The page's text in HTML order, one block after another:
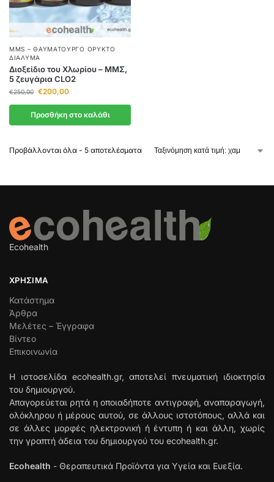
MMS – ΘΑΥΜΑΤΟΥΡΓΌ ΟΡΥΚΤΌ
ΔΙΆΛΥΜΑ
Διοξείδιο του Χλωρίου – ΜΜΣ,
5 ζευγάρια CLO2
€250,00 €200,00
Προσθήκη στο καλάθι
Προβάλλονται όλα - 5 αποτελέσματα
Ecohealth
ΧΡΉΣΙΜΑ
Κατάστημα
Άρθρα
Μελέτες – Έγγραφα
Βίντεο
Επικοινωνία
Η ιστοσελίδα ecohealth.gr, αποτελεί πνευματική ιδιοκτησία
του δημιουργού.
Απαγορεύεται ρητά η οποιαδήποτε αντιγραφή, αναπαραγωγή,
ολόκληρου ή μέρους αυτού, σε άλλους ιστοτόπους, αλλά και
σε άλλες μορφές ηλεκτρονική ή έντυπη ή και άλλη, χωρίς
την γραπτή άδεια του δημιουργού του ecohealth.gr.
Ecohealth - Θεραπευτικά Προϊόντα για Υγεία και Ευεξία.